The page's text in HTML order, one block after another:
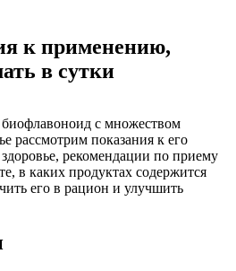
к применению,
в сутки
с множеством
рассмотрим показания к его
рекомендации по приему
в каких продуктах содержится
его в рацион и улучшить